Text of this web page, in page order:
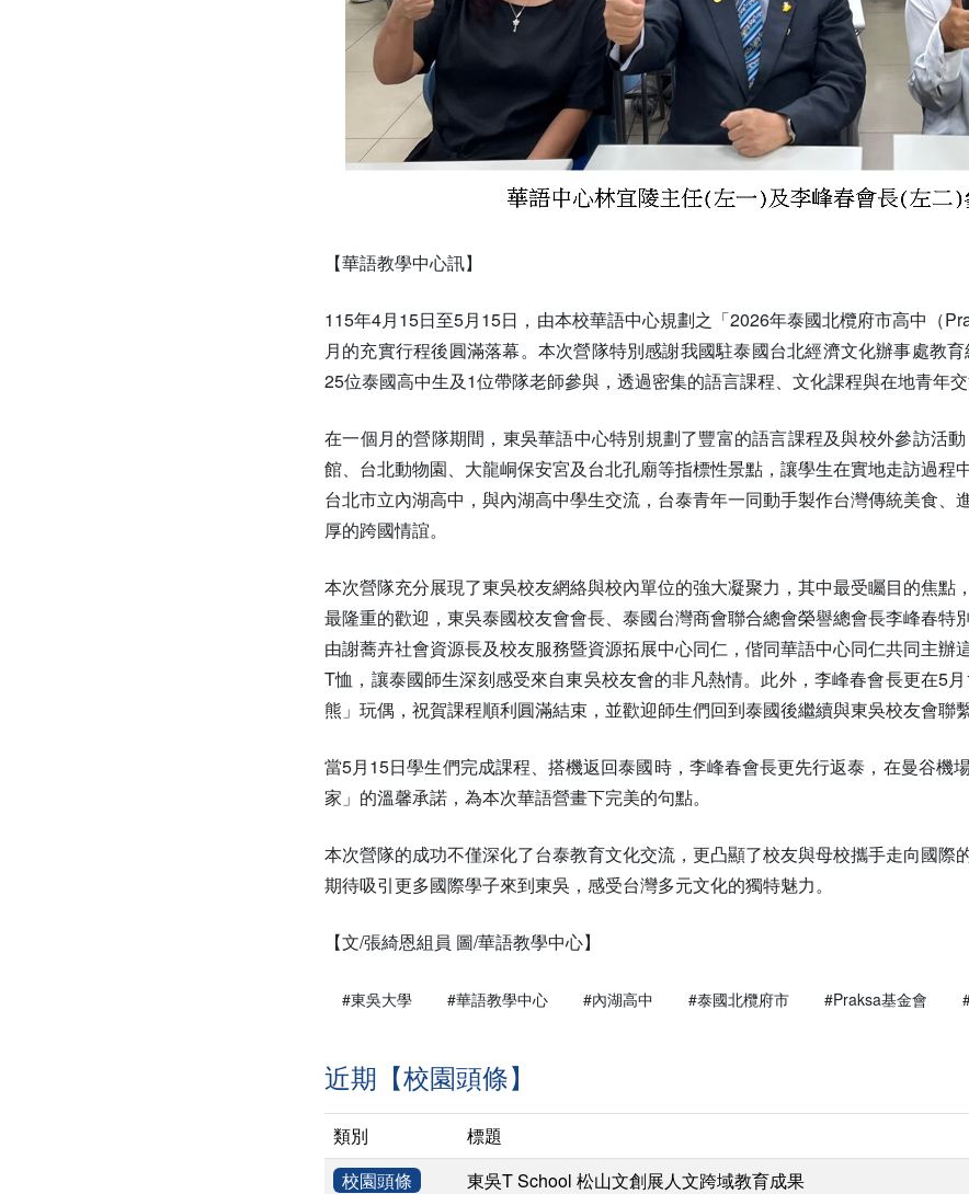
【華語教學中心訊】
115年4月15日至5月15日，由本校華語中心規劃之「2026年泰國北欖府市高中（
月的充實行程後圓滿落幕。本次營隊特別感謝我國駐泰國台北經濟文化辦事處教
25位泰國高中生及1位帶隊老師參與，透過密集的語言課程、文化課程與在地青年
在一個月的營隊期間，東吳華語中心特別規劃了豐富的語言課程及與校外參訪活
館、台北動物園、大龍峒保安宮及台北孔廟等指標性景點，讓學生在實地走訪過
台北市立內湖高中，與內湖高中學生交流，台泰青年一同動手製作台灣傳統美食
厚的跨國情誼。
本次營隊充分展現了東吳校友網絡與校內單位的強大凝聚力，其中最受矚目的焦
最隆重的歡迎，東吳泰國校友會會長、泰國台灣商會聯合總會榮譽總會長李峰春特
由謝蕎卉社會資源長及校友服務暨資源拓展中心同仁，偕同華語中心同仁共同主
T恤，讓泰國師生深刻感受來自東吳校友會的非凡熱情。此外，李峰春會長更在5
熊」玩偶，祝賀課程順利圓滿結束，並歡迎師生們回到泰國後繼續與東吳校友會聯繫
當5月15日學生們完成課程、搭機返回泰國時，李峰春會長更先行返泰，在曼谷機
家」的溫馨承諾，為本次華語營畫下完美的句點。
本次營隊的成功不僅深化了台泰教育文化交流，更凸顯了校友與母校攜手走向國際
期待吸引更多國際學子來到東吳，感受台灣多元文化的獨特魅力。
【文/張綺恩組員 圖/華語教學中心】
#東吳大學 #華語教學中心 #內湖高中 #泰國北欖府市 #Praksa基金會
近期【校園頭條】
類別 標題
校園頭條
東吳T School 松山文創展人文跨域教育成果